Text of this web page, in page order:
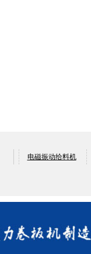
电磁振动给料机